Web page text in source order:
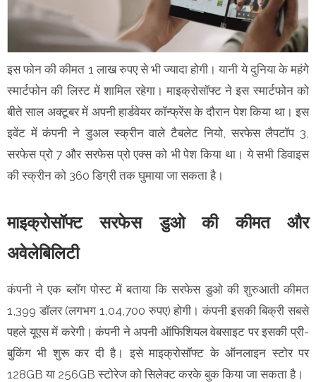
इस फोन की कीमत 1 लाख रुपए से भी ज्यादा होगी। यानी ये दुनिया के महंगे
स्मार्टफोन की लिस्ट में शामिल रहेगा। माइक्रोसॉफ्ट ने इस स्मार्टफोन को
बीते साल अक्टूबर में अपनी हार्डवेयर कॉन्फ्रेंस के दौरान पेश किया था। इस
इवेंट में कंपनी ने डुअल स्क्रीन वाले टैबलेट नियो, सरफेस लैपटॉप 3,
सरफेस प्रो 7 और सरफेस प्रो एक्स को भी पेश किया था। ये सभी डिवाइस
की स्क्रीन को 360 डिग्री तक घुमाया जा सकता है।
माइक्रोसॉफ्ट सरफेस डुओ की कीमत और
अवेलेबिलिटी
कंपनी ने एक ब्लॉग पोस्ट में बताया कि सरफेस डुओ की शुरुआती कीमत
1,399 डॉलर (लगभग 1,04,700 रुपए) होगी। कंपनी इसकी बिक्री सबसे
पहले यूएस में करेगी। कंपनी ने अपनी ऑफिशियल वेबसाइट पर इसकी प्री-
बुकिंग भी शुरू कर दी है। इसे माइक्रोसॉफ्ट के ऑनलाइन स्टोर पर
128GB या 256GB स्टोरेज को सिलेक्ट करके बुक किया जा सकता है।